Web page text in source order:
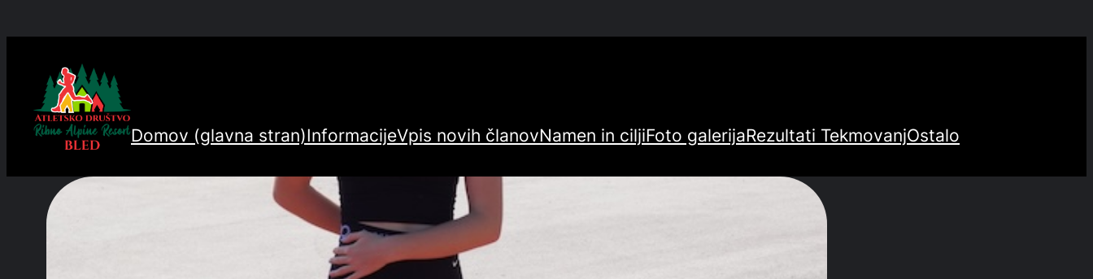
vsebino
Domov (glavna stran)InformacijeVpis novih članovNamen in ciljiFoto galerijaRezultati TekmovanjOstalo